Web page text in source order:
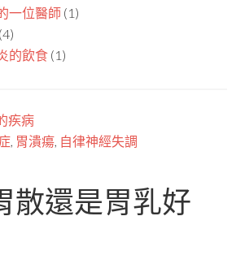
一位醫師 (1)
(4)
的飲食 (1)
疾病
, 胃潰瘍, 自律神經失調
散還是胃乳好